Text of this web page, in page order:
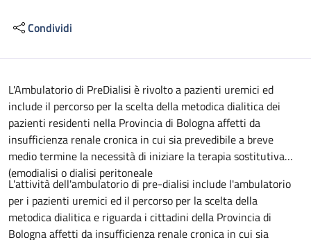
Condividi
Descrizione
L'Ambulatorio di PreDialisi è rivolto a pazienti uremici ed
include il percorso per la scelta della metodica dialitica dei
pazienti residenti nella Provincia di Bologna affetti da
insufficienza renale cronica in cui sia prevedibile a breve
medio termine la necessità di iniziare la terapia sostitutiva
(emodialisi o dialisi peritoneale
L'attività dell'ambulatorio di pre-dialisi include l'ambulatorio
per i pazienti uremici ed il percorso per la scelta della
metodica dialitica e riguarda i cittadini della Provincia di
Bologna affetti da insufficienza renale cronica in cui sia